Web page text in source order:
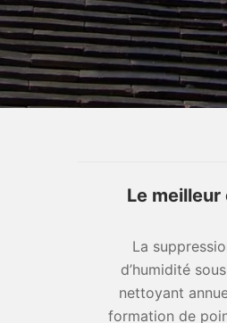
Le
La
d’humidité
nettoyant
formation de